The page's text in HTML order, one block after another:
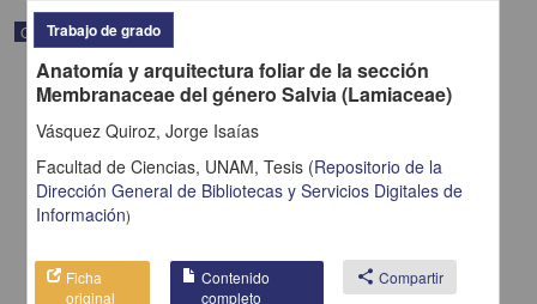
Correspondencia postal
Trabajo de grado
Anatomía y arquitectura foliar de la sección
Membranaceae del género Salvia (Lamiaceae)
Vásquez Quiroz, Jorge Isaías
Facultad de Ciencias, UNAM, Tesis (Repositorio de la
Dirección General de Bibliotecas y Servicios Digitales de
Información)
Ficha
original
Contenido
completo
share Compartir